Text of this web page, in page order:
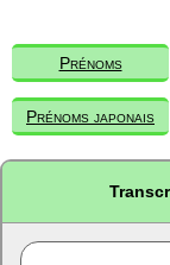
Prénoms
Prénoms japonais